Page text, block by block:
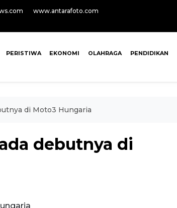
www.antarafoto.com
PERISTIWA EKONOMI OLAHRAGA PENDIDIKAN
di Moto3 Hungaria
debutnya di